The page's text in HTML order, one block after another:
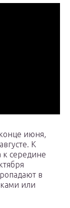
июня,
К
к середине
в
или